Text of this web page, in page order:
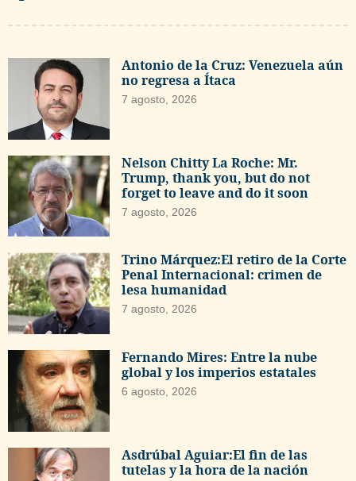
Antonio de la Cruz: Venezuela aún
no regresa a Ítaca
7 agosto, 2026
Nelson Chitty La Roche: Mr.
Trump, thank you, but do not
forget to leave and do it soon
7 agosto, 2026
Trino Márquez:El retiro de la Corte
Penal Internacional: crimen de
lesa humanidad
7 agosto, 2026
Fernando Mires: Entre la nube
global y los imperios estatales
6 agosto, 2026
Asdrúbal Aguiar:El fin de las
tutelas y la hora de la nación